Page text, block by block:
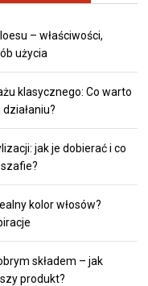
– właściwości,
użycia
klasycznego: Co warto
jak je dobierać i co
kolor włosów?
składem – jak
produkt?